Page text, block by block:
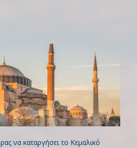
να καταργήσει το Κεμαλικό